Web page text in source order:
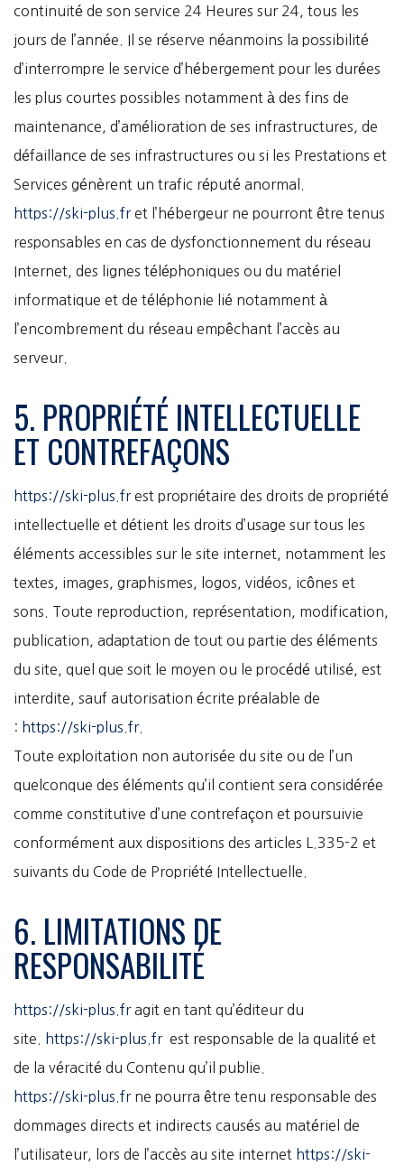
continuité de son service 24 Heures sur 24, tous les
jours de l’année. Il se réserve néanmoins la possibilité
d’interrompre le service d’hébergement pour les durées
les plus courtes possibles notamment à des fins de
maintenance, d’amélioration de ses infrastructures, de
défaillance de ses infrastructures ou si les Prestations et
Services génèrent un trafic réputé anormal.
https://ski-plus.fret l’hébergeur ne pourront être tenus
responsables en cas de dysfonctionnement du réseau
Internet, des lignes téléphoniques ou du matériel
informatique et de téléphonie lié notamment à
l’encombrement du réseau empêchant l’accès au
serveur.
5. PROPRIÉTÉ INTELLECTUELLE
ET CONTREFAÇONS
https://ski-plus.frest propriétaire des droits de propriété
intellectuelle et détient les droits d’usage sur tous les
éléments accessibles sur le site internet, notamment les
textes, images, graphismes, logos, vidéos, icônes et
sons. Toute reproduction, représentation, modification,
publication, adaptation de tout ou partie des éléments
du site, quel que soit le moyen ou le procédé utilisé, est
interdite, sauf autorisation écrite préalable de
: https://ski-plus.fr.
Toute exploitation non autorisée du site ou de l’un
quelconque des éléments qu’il contient sera considérée
comme constitutive d’une contrefaçon et poursuivie
conformément aux dispositions des articles L.335-2 et
suivants du Code de Propriété Intellectuelle.
6. LIMITATIONS DE
RESPONSABILITÉ
https://ski-plus.fragit en tant qu’éditeur du
site.
https://ski-plus.frest responsable de la qualité et
de la véracité du Contenu qu’il publie.
https://ski-plus.frne pourra être tenu responsable des
dommages directs et indirects causés au matériel de
l’utilisateur, lors de l’accès au site internet https://ski-